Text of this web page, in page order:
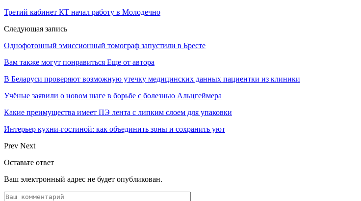
Третий кабинет КТ начал работу в Молодечно
Следующая запись
Однофотонный эмиссионный томограф запустили в Бресте
Вам также могут понравиться Еще от автора
В Беларуси проверяют возможную утечку медицинских данных пациентки из клиники
Учёные заявили о новом шаге в борьбе с болезнью Альцгеймера
Какие преимущества имеет ПЭ лента с липким слоем для упаковки
Интерьер кухни-гостиной: как объединить зоны и сохранить уют
Prev Next
Оставьте ответ
Ваш электронный адрес не будет опубликован.